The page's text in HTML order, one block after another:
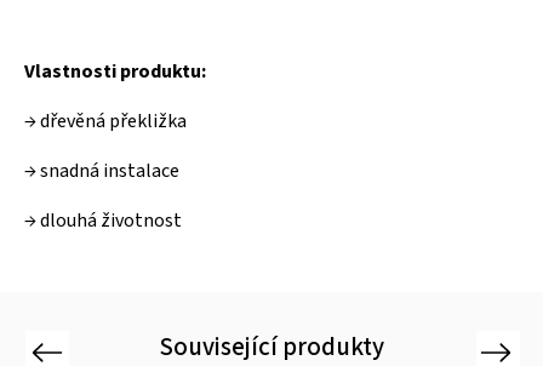
Vlastnosti produktu:
→ dřevěná překližka
→ snadná instalace
→ dlouhá životnost
Související produkty
Previous Next